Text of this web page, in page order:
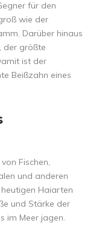
für den
wie der
Darüber hinaus
der größte
ist der
Beißzahn eines
Fischen,
und anderen
Haiarten
und Stärke der
im Meer jagen.